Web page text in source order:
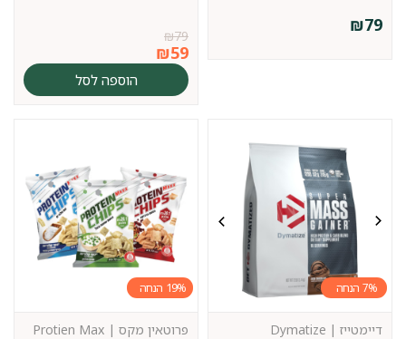
₪79
₪79
₪59
הוספה לסל
7%
דיימטייז | Dymatize
19%
פרוטאין מקס | Protien Max